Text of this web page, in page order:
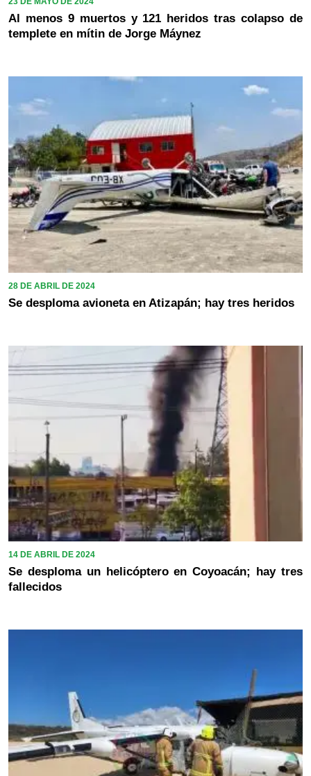
Al menos 9 muertos y 121 heridos tras colapso de
templete en mítin de Jorge Máynez
28 DE ABRIL DE 2024
Se desploma avioneta en Atizapán; hay tres heridos
14 DE ABRIL DE 2024
Se desploma un helicóptero en Coyoacán; hay tres
fallecidos